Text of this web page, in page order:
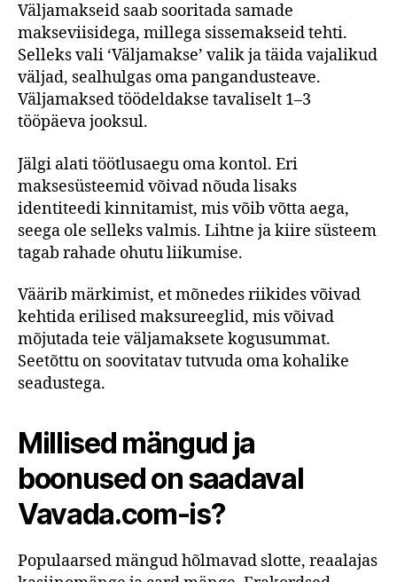
Väljamakseid saab sooritada samade
makseviisidega, millega sissemakseid tehti.
Selleks vali ‘Väljamakse’ valik ja täida vajalikud
väljad, sealhulgas oma pangandusteave.
Väljamaksed töödeldakse tavaliselt 1–3
tööpäeva jooksul.
Jälgi alati töötlusaegu oma kontol. Eri
maksesüsteemid võivad nõuda lisaks
identiteedi kinnitamist, mis võib võtta aega,
seega ole selleks valmis. Lihtne ja kiire süsteem
tagab rahade ohutu liikumise.
Väärib märkimist, et mõnedes riikides võivad
kehtida erilised maksureeglid, mis võivad
mõjutada teie väljamaksete kogusummat.
Seetõttu on soovitatav tutvuda oma kohalike
seadustega.
Millised mängud ja
boonused on saadaval
Vavada.com-is?
Populaarsed mängud hõlmavad slotte, reaalajas